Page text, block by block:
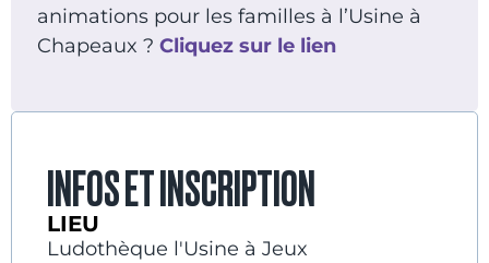
animations pour les familles à l’Usine à
Chapeaux ? Cliquez sur le lien
INFOS ET INSCRIPTION
LIEU
Ludothèque l'Usine à Jeux